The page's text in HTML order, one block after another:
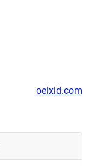
oelxid.com
Samstag, den